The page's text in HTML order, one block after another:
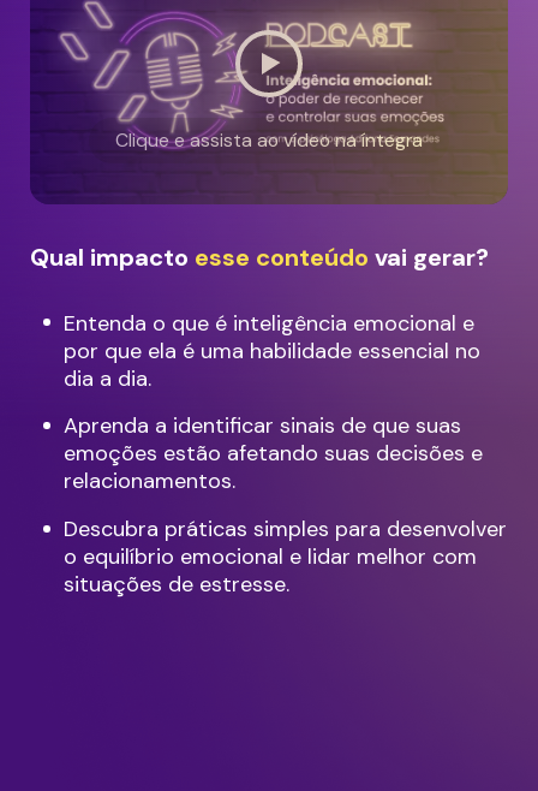
Clique e assista ao vídeo na íntegra
Qual impacto esse conteúdo vai gerar?
Entenda o que é inteligência emocional e
por que ela é uma habilidade essencial no
dia a dia.
Aprenda a identificar sinais de que suas
emoções estão afetando suas decisões e
relacionamentos.
Descubra práticas simples para desenvolver
o equilíbrio emocional e lidar melhor com
situações de estresse.